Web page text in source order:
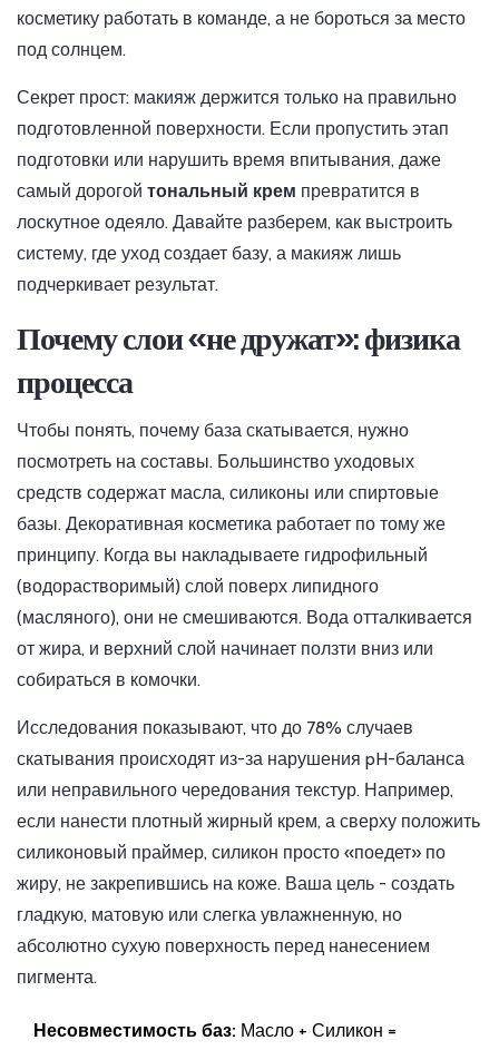
косметику работать в команде, а не бороться за место
под солнцем.
Секрет прост: макияж держится только на правильно
подготовленной поверхности. Если пропустить этап
подготовки или нарушить время впитывания, даже
самый дорогой тональный крем превратится в
лоскутное одеяло. Давайте разберем, как выстроить
систему, где уход создает базу, а макияж лишь
подчеркивает результат.
Почему слои «не дружат»: физика
процесса
Чтобы понять, почему база скатывается, нужно
посмотреть на составы. Большинство уходовых
средств содержат масла, силиконы или спиртовые
базы. Декоративная косметика работает по тому же
принципу. Когда вы накладываете гидрофильный
(водорастворимый) слой поверх липидного
(масляного), они не смешиваются. Вода отталкивается
от жира, и верхний слой начинает ползти вниз или
собираться в комочки.
Исследования показывают, что до 78% случаев
скатывания происходят из-за нарушения pH-баланса
или неправильного чередования текстур. Например,
если нанести плотный жирный крем, а сверху положить
силиконовый праймер, силикон просто «поедет» по
жиру, не закрепившись на коже. Ваша цель - создать
гладкую, матовую или слегка увлажненную, но
абсолютно сухую поверхность перед нанесением
пигмента.
Несовместимость баз: Масло + Силикон =